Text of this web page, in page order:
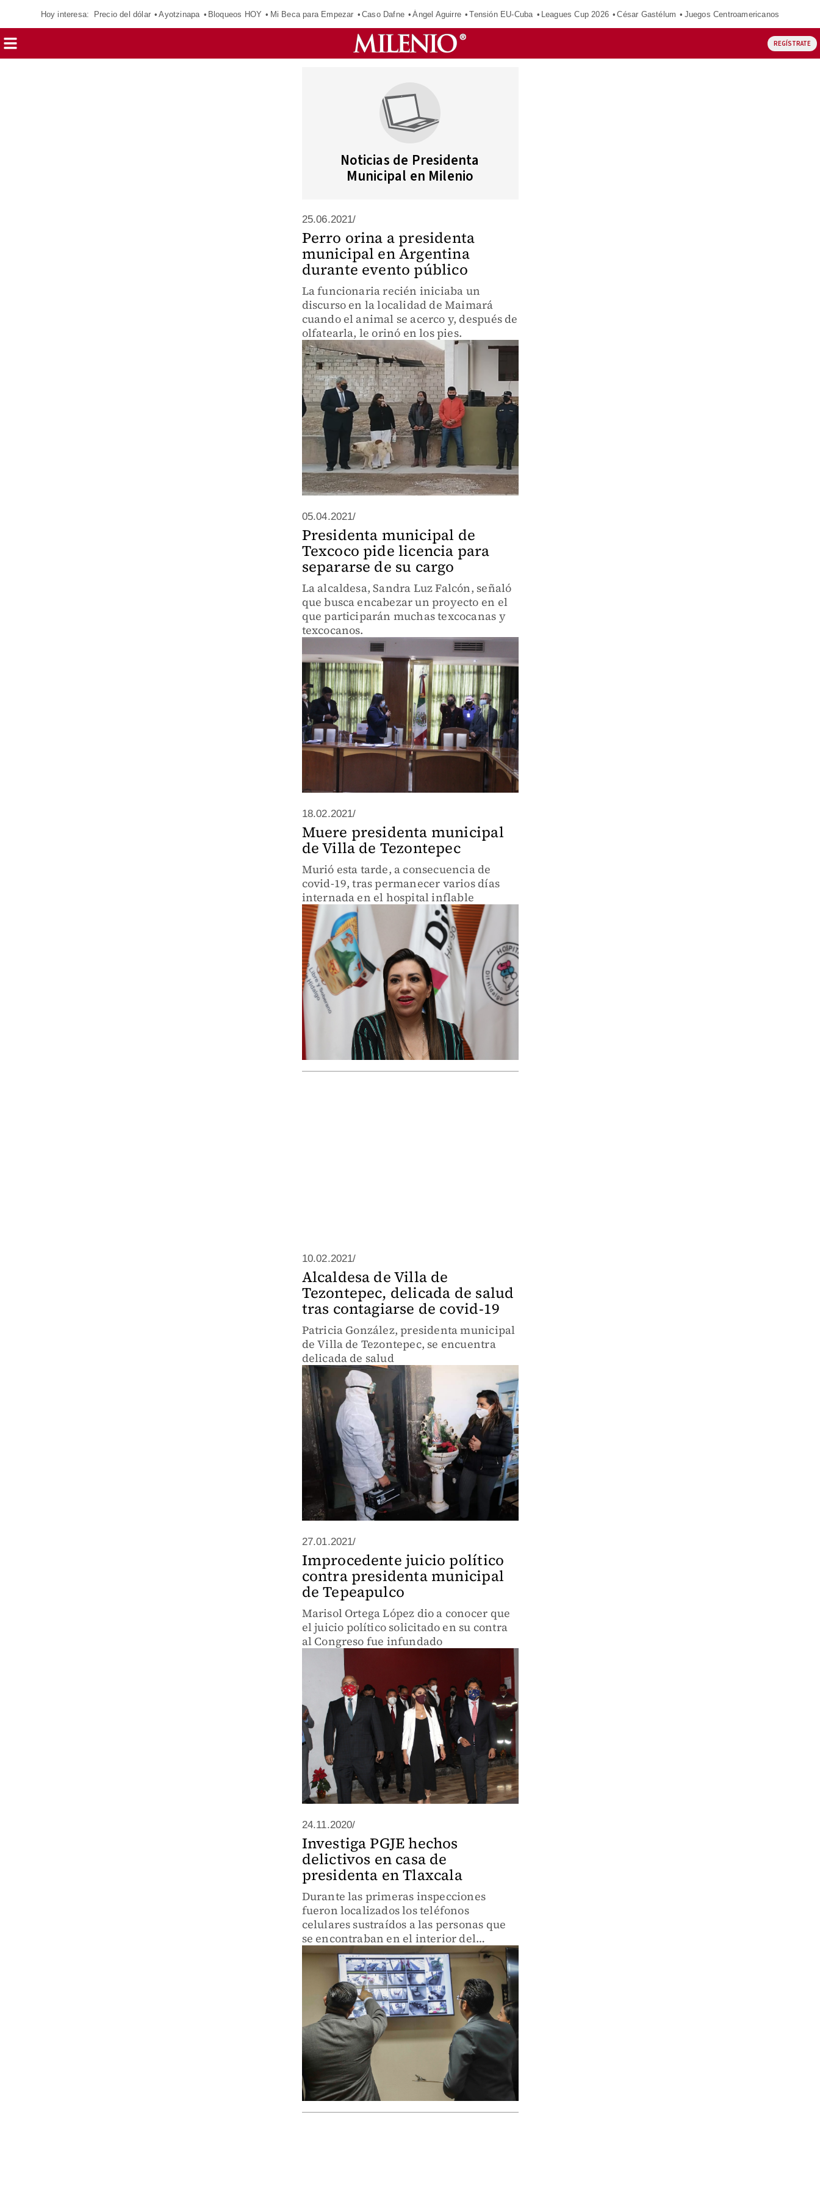
Hoy interesa: Precio del dólar Ayotzinapa Bloqueos HOY Mi Beca para Empezar Caso Dafne Ángel Aguirre Tensión EU-Cuba Leagues Cup 2026 César Gastélum Juegos Centroamericanos
REGÍSTRATE
Noticias de Presidenta
Municipal en Milenio
25.06.2021/
Perro orina a presidenta
municipal en Argentina
durante evento público
La funcionaria recién iniciaba un
discurso en la localidad de Maimará
cuando el animal se acerco y, después de
olfatearla, le orinó en los pies.
05.04.2021/
Presidenta municipal de
Texcoco pide licencia para
separarse de su cargo
La alcaldesa, Sandra Luz Falcón, señaló
que busca encabezar un proyecto en el
que participarán muchas texcocanas y
texcocanos.
18.02.2021/
Muere presidenta municipal
de Villa de Tezontepec
Murió esta tarde, a consecuencia de
covid-19, tras permanecer varios días
internada en el hospital inflable
10.02.2021/
Alcaldesa de Villa de
Tezontepec, delicada de salud
tras contagiarse de covid-19
Patricia González, presidenta municipal
de Villa de Tezontepec, se encuentra
delicada de salud
27.01.2021/
Improcedente juicio político
contra presidenta municipal
de Tepeapulco
Marisol Ortega López dio a conocer que
el juicio político solicitado en su contra
al Congreso fue infundado
24.11.2020/
Investiga PGJE hechos
delictivos en casa de
presidenta en Tlaxcala
Durante las primeras inspecciones
fueron localizados los teléfonos
celulares sustraídos a las personas que
se encontraban en el interior del
domicilio.